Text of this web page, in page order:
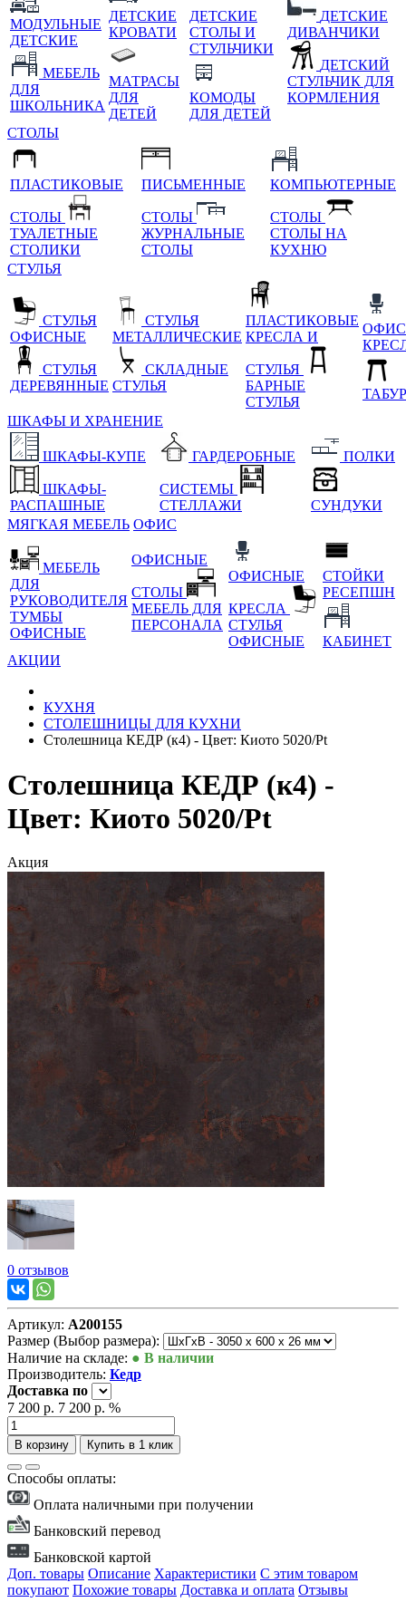
МОДУЛЬНЫЕ
ДЕТСКИЕ
МЕБЕЛЬ
ДЛЯ
ШКОЛЬНИКА
ДЕТСКИЕ
КРОВАТИ
МАТРАСЫ
ДЛЯ
ДЕТЕЙ
ДЕТСКИЕ
СТОЛЫ И
СТУЛЬЧИКИ
КОМОДЫ
ДЛЯ ДЕТЕЙ
ДЕТСКИЕ
ДИВАНЧИКИ
ДЕТСКИЙ
СТУЛЬЧИК ДЛЯ
КОРМЛЕНИЯ
СТОЛЫ
ПЛАСТИКОВЫЕ
СТОЛЫ
ТУАЛЕТНЫЕ
СТОЛИКИ
ПИСЬМЕННЫЕ
СТОЛЫ
ЖУРНАЛЬНЫЕ
СТОЛЫ
КОМПЬЮТЕРНЫЕ
СТОЛЫ
СТОЛЫ НА
КУХНЮ
СТУЛЬЯ
СТУЛЬЯ
ОФИСНЫЕ
СТУЛЬЯ
ДЕРЕВЯННЫЕ
СТУЛЬЯ
МЕТАЛЛИЧЕСКИЕ
СКЛАДНЫЕ
СТУЛЬЯ
ПЛАСТИКОВЫЕ
КРЕСЛА И
СТУЛЬЯ
БАРНЫЕ
СТУЛЬЯ
ШКАФЫ И ХРАНЕНИЕ
ШКАФЫ-КУПЕ
ШКАФЫ-
РАСПАШНЫЕ
ГАРДЕРОБНЫЕ
СИСТЕМЫ
СТЕЛЛАЖИ
ПОЛКИ
СУНДУКИ
МЯГКАЯ МЕБЕЛЬ ОФИС
МЕБЕЛЬ
ДЛЯ
РУКОВОДИТЕЛЯ
ТУМБЫ
ОФИСНЫЕ
ОФИСНЫЕ
СТОЛЫ
МЕБЕЛЬ ДЛЯ
ПЕРСОНАЛА
ОФИСНЫЕ
КРЕСЛА
СТУЛЬЯ
ОФИСНЫЕ
СТОЙКИ
РЕСЕПШН
КАБИНЕТ
АКЦИИ
КУХНЯ
СТОЛЕШНИЦЫ ДЛЯ КУХНИ
Столешница КЕДР (к4) - Цвет: Киото 5020/Pt
Столешница КЕДР (к4) -
Цвет: Киото 5020/Pt
Акция
0 отзывов
Артикул: А200155
Размер (Выбор размера):
Наличие на складе: ● В наличии
Производитель: Кедр
Доставка по
7 200 р. 7 200 р. %
В корзину Купить в 1 клик
Способы оплаты:
Оплата наличными при получении
Банковский перевод
Банковской картой
Доп. товары Описание Характеристики С этим товаром
покупают Похожие товары Доставка и оплата Отзывы